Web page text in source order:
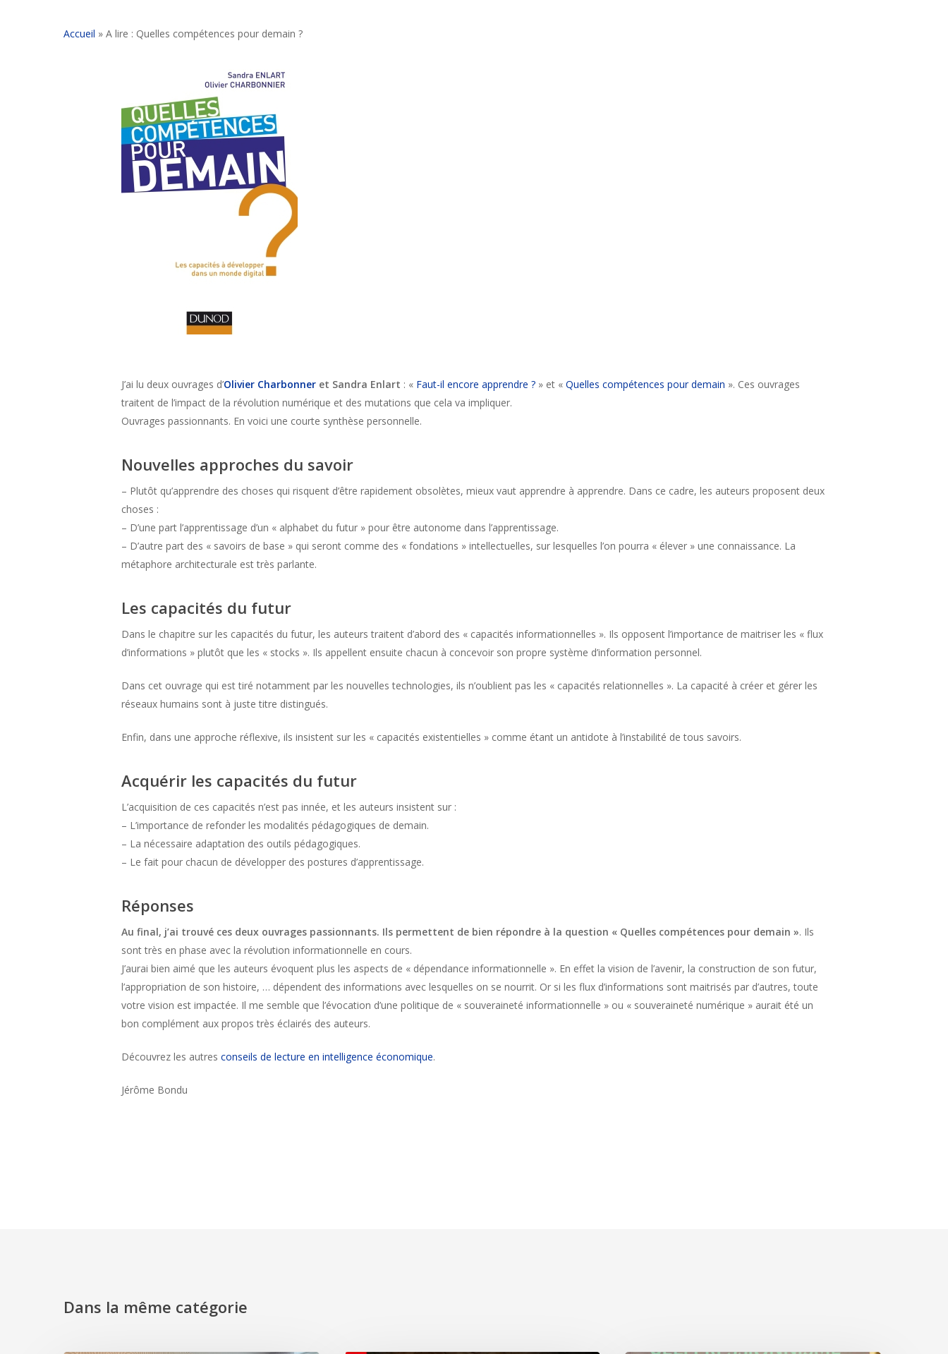
Accueil » A lire : Quelles compétences pour demain ?
J’ai lu deux ouvrages d’Olivier Charbonner et Sandra Enlart : « Faut-il encore apprendre ? » et « Quelles compétences pour demain ». Ces ouvrages
traitent de l’impact de la révolution numérique et des mutations que cela va impliquer.
Ouvrages passionnants. En voici une courte synthèse personnelle.
Nouvelles approches du savoir
– Plutôt qu’apprendre des choses qui risquent d’être rapidement obsolètes, mieux vaut apprendre à apprendre. Dans ce cadre, les auteurs proposent deux
choses :
– D’une part l’apprentissage d’un « alphabet du futur » pour être autonome dans l’apprentissage.
– D’autre part des « savoirs de base » qui seront comme des « fondations » intellectuelles, sur lesquelles l’on pourra « élever » une connaissance. La
métaphore architecturale est très parlante.
Les capacités du futur
Dans le chapitre sur les capacités du futur, les auteurs traitent d’abord des « capacités informationnelles ». Ils opposent l’importance de maitriser les « flux
d’informations » plutôt que les « stocks ». Ils appellent ensuite chacun à concevoir son propre système d’information personnel.
Dans cet ouvrage qui est tiré notamment par les nouvelles technologies, ils n’oublient pas les « capacités relationnelles ». La capacité à créer et gérer les
réseaux humains sont à juste titre distingués.
Enfin, dans une approche réflexive, ils insistent sur les « capacités existentielles » comme étant un antidote à l’instabilité de tous savoirs.
Acquérir les capacités du futur
L’acquisition de ces capacités n’est pas innée, et les auteurs insistent sur :
– L’importance de refonder les modalités pédagogiques de demain.
– La nécessaire adaptation des outils pédagogiques.
– Le fait pour chacun de développer des postures d’apprentissage.
Réponses
Au final, j’ai trouvé ces deux ouvrages passionnants. Ils permettent de bien répondre à la question « Quelles compétences pour demain ». Ils
sont très en phase avec la révolution informationnelle en cours.
J’aurai bien aimé que les auteurs évoquent plus les aspects de « dépendance informationnelle ». En effet la vision de l’avenir, la construction de son futur,
l’appropriation de son histoire, … dépendent des informations avec lesquelles on se nourrit. Or si les flux d’informations sont maitrisés par d’autres, toute
votre vision est impactée. Il me semble que l’évocation d’une politique de « souveraineté informationnelle » ou « souveraineté numérique » aurait été un
bon complément aux propos très éclairés des auteurs.
Découvrez les autres conseils de lecture en intelligence économique.
Jérôme Bondu
Dans la même catégorie